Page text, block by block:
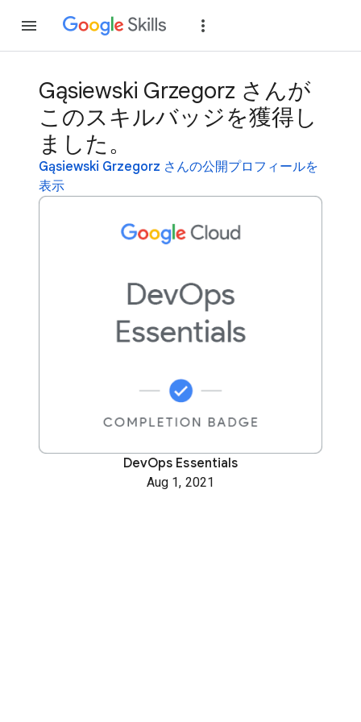
Gąsiewski Grzegorz さんが
このスキルバッジを獲得し
ました。
Gąsiewski Grzegorz さんの公開プロフィールを
表示